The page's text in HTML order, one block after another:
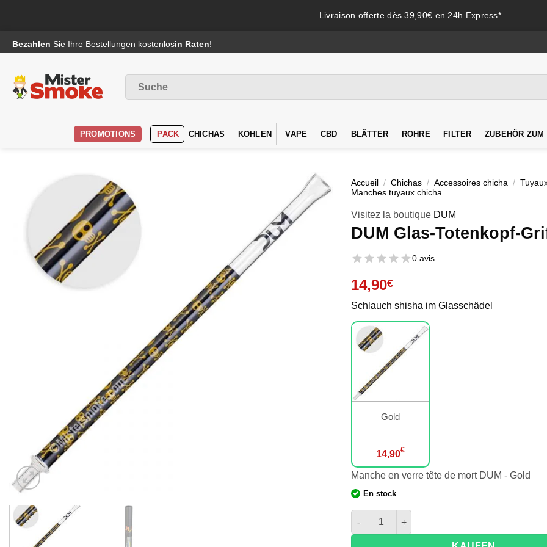
Livraison offerte dès 39,90€ en 24h Express*
au
Bezahlen Sie Ihre Bestellungen kostenlosin Raten!
nach
PROMOTIONS PACK CHICHAS KOHLEN VAPE CBD BLÄTTER ROHRE FILTER ZUBEHÖR ZUM
Accueil / Chichas / Accessoires chicha /
Manches tuyaux chicha
Visitez la boutique DUM
DUM Glas-Totenkopf-
0 avis
14,90€
Schlauch shisha im Glasschädel
Gold
14,90€
Manche en verre tête de mort DUM - Gold
En stock
Menge DUM Glas Schädelgriff